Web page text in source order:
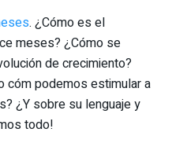
. ¿Cómo es el
meses? ¿Cómo se
de crecimiento?
cóm podemos estimular a
¿Y sobre su lenguaje y
todo!